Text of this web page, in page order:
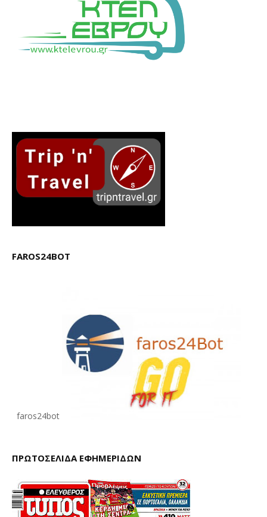
FAROS24BOT
faros24bot
ΠΡΩΤΟΣΕΛΙΔΑ ΕΦΗΜΕΡΙΔΩΝ